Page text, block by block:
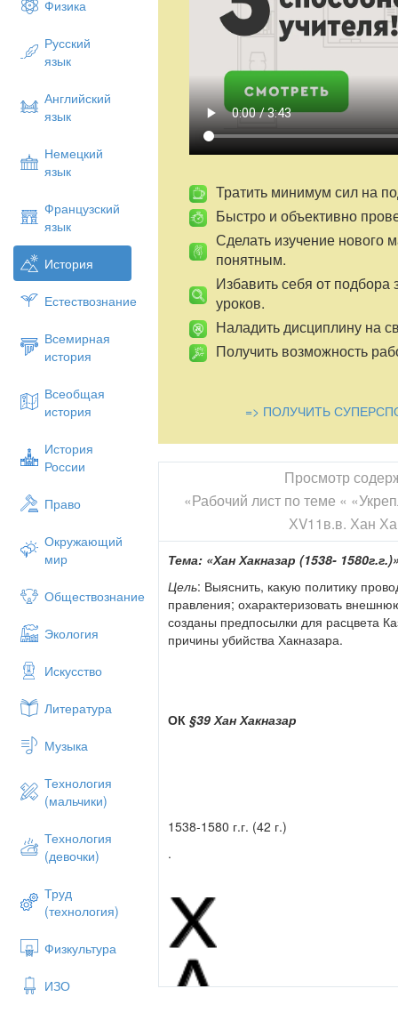
Физика
Русский
язык
Английский
язык
Немецкий
язык
Французский
язык
История
Естествознание
Всемирная
история
Всеобщая
история
История
России
Право
Окружающий
мир
Обществознание
Экология
Искусство
Литература
Музыка
Технология
(мальчики)
Технология
(девочки)
Труд
(технология)
Физкультура
ИЗО
Тратить минимум сил на
Быстро и объективно
Сделать изучение нового
понятным.
Избавить себя от подбора
уроков.
Наладить дисциплину на
Получить возможность
=> ПОЛУЧИТЬ
Просмотр
«Рабочий лист по теме «
ХV11в.в. Хан
Тема: «Хан Хакназар (1538-
Цель: Выяснить, какую политику
правления; охарактеризовать
созданы предпосылки для расцвета
причины убийства Хакназара.
ОК§39 Хан Хакназар
1538-1580 г.г. (42 г.)
.